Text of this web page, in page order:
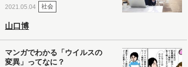
2021.05.04 社会
山口博
マンガでわかる「ウイルスの
変異」ってなに？